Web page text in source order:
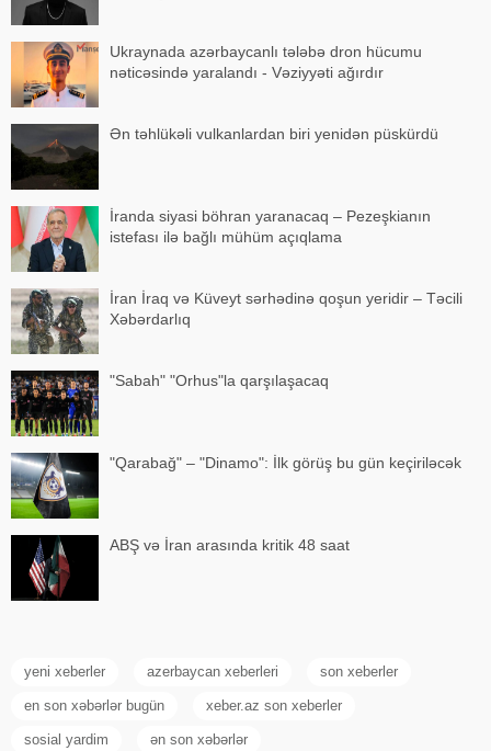
Ukraynada azərbaycanlı tələbə dron hücumu
nəticəsində yaralandı - Vəziyyəti ağırdır
Ən təhlükəli vulkanlardan biri yenidən püskürdü
İranda siyasi böhran yaranacaq – Pezeşkianın
istefası ilə bağlı mühüm açıqlama
İran İraq və Küveyt sərhədinə qoşun yeridir – Təcili
Xəbərdarlıq
"Sabah" "Orhus"la qarşılaşacaq
"Qarabağ" – "Dinamo": İlk görüş bu gün keçiriləcək
ABŞ və İran arasında kritik 48 saat
yeni xeberler azerbaycan xeberleri son xeberler
en son xəbərlər bugün xeber.az son xeberler
sosial yardim ən son xəbərlər